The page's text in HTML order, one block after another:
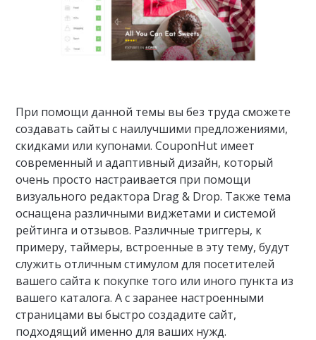
При помощи данной темы вы без труда сможете
создавать сайты с наилучшими предложениями,
скидками или купонами. CouponHut имеет
современный и адаптивный дизайн, который
очень просто настраивается при помощи
визуального редактора Drag & Drop. Также тема
оснащена различными виджетами и системой
рейтинга и отзывов. Различные триггеры, к
примеру, таймеры, встроенные в эту тему, будут
служить отличным стимулом для посетителей
вашего сайта к покупке того или иного пункта из
вашего каталога. А с заранее настроенными
страницами вы быстро создадите сайт,
подходящий именно для ваших нужд.